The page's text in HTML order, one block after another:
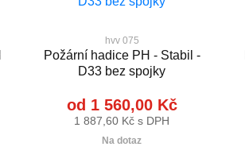
hvv 075
Požární hadice PH - Stabil -
D33 bez spojky
od 1 560,00 Kč
1 887,60 Kč s DPH
Na dotaz